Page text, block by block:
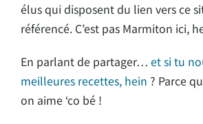
élus qui disposent du lien vers ce
référencé. C’est pas Marmiton ici,
En parlant de partager… et si tu
meilleures recettes, hein ? Parce
on aime ‘co bé !